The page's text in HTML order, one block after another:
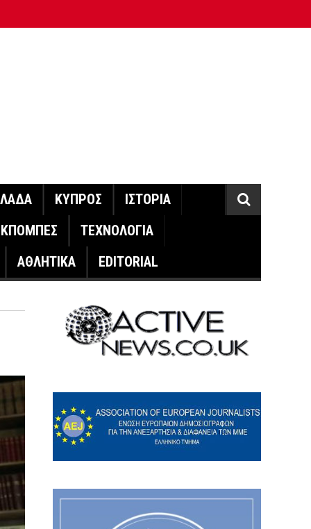
ΚΥΠΡΟΣ
ΙΣΤΟΡΙΑ
ΤΕΧΝΟΛΟΓΙΑ
ΑΘΛΗΤΙΚΑ
EDITORIAL